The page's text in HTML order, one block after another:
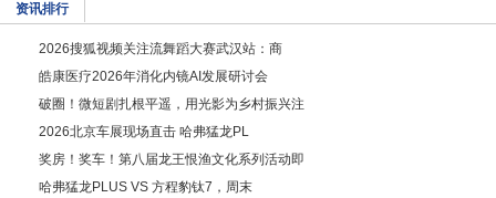
资讯排行
2026搜狐视频关注流舞蹈大赛武汉站：商
皓康医疗2026年消化内镜AI发展研讨会
破圈！微短剧扎根平遥，用光影为乡村振兴注
2026北京车展现场直击 哈弗猛龙PL
奖房！奖车！第八届龙王恨渔文化系列活动即
哈弗猛龙PLUS VS 方程豹钛7，周末